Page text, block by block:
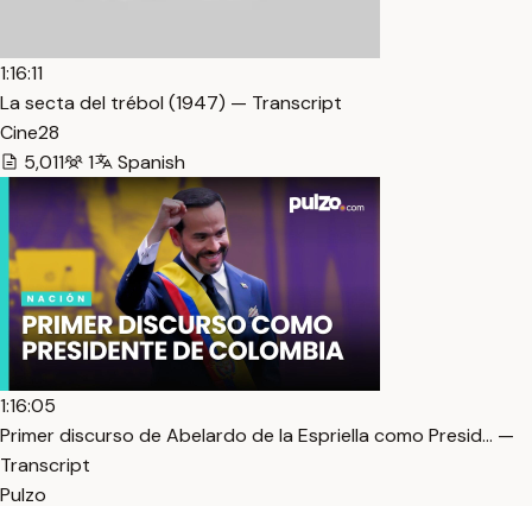
1:16:11
La secta del trébol (1947) — Transcript
Cine28
5,011
1 Spanish
1:16:05
Primer discurso de Abelardo de la Espriella como Presid… —
Transcript
Pulzo